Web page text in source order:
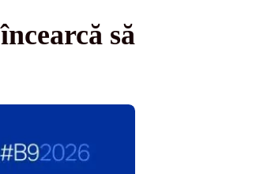
să